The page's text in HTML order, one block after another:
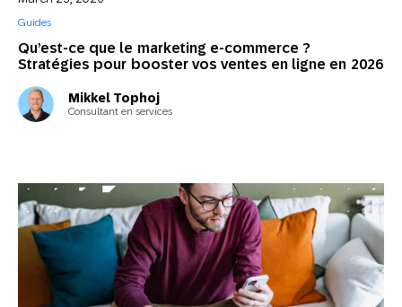
Qu’est-ce que le marketing e-commerce ?
Stratégies pour booster vos ventes en ligne en 2026
Guides
Mikkel Tophoj
Consultant en services